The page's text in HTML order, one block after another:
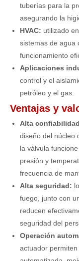
tuberías para la
asegurando la
HVAC: utilizado
sistemas de agua
funcionamiento
Aplicaciones
control y el
petróleo y el gas.
Ventajas y
Alta
diseño del núcleo
la válvula
presión y
frecuencia de
Alta seguridad:
fuego, junto con
reducen
seguridad del
Operación
actuador